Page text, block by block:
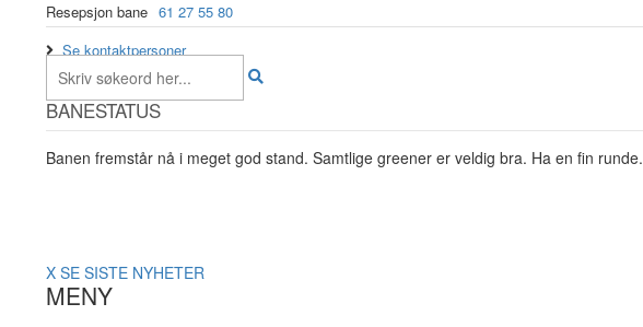
Resepsjon bane 61 27 55 80
Se kontaktpersoner
BANESTATUS
Banen fremstår nå i meget god stand. Samtlige greener er veldig bra. Ha en fin runde.
X SE SISTE NYHETER
MENY